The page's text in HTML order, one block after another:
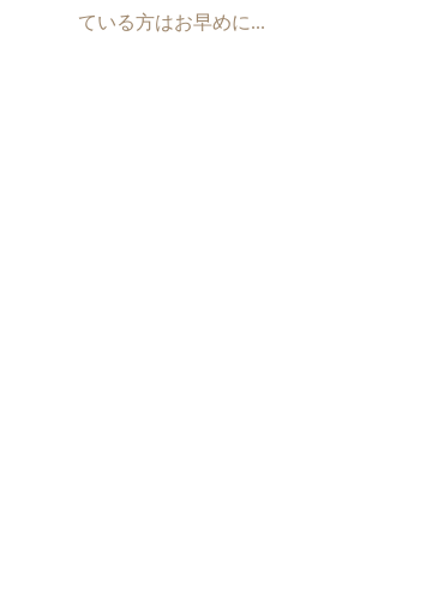
ている方はお早めに...